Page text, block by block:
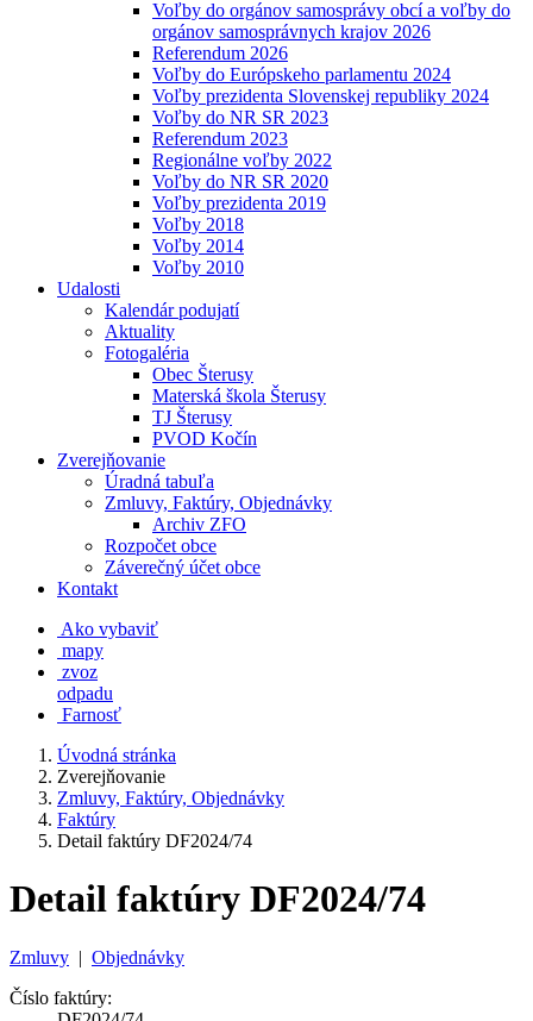
Voľby do orgánov samosprávy obcí a voľby do
orgánov samosprávnych krajov 2026
Referendum 2026
Voľby do Európskeho parlamentu 2024
Voľby prezidenta Slovenskej republiky 2024
Voľby do NR SR 2023
Referendum 2023
Regionálne voľby 2022
Voľby do NR SR 2020
Voľby prezidenta 2019
Voľby 2018
Voľby 2014
Voľby 2010
Udalosti
Kalendár podujatí
Aktuality
Fotogaléria
Obec Šterusy
Materská škola Šterusy
TJ Šterusy
PVOD Kočín
Zverejňovanie
Úradná tabuľa
Zmluvy, Faktúry, Objednávky
Archiv ZFO
Rozpočet obce
Záverečný účet obce
Kontakt
Ako vybaviť
mapy
zvoz
odpadu
Farnosť
Úvodná stránka
Zverejňovanie
Zmluvy, Faktúry, Objednávky
Faktúry
Detail faktúry DF2024/74
Detail faktúry DF2024/74
Zmluvy | Objednávky
Číslo faktúry: